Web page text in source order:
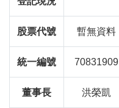
股票代號 暫無資料
統一編號 70831909
董事長 洪榮凱